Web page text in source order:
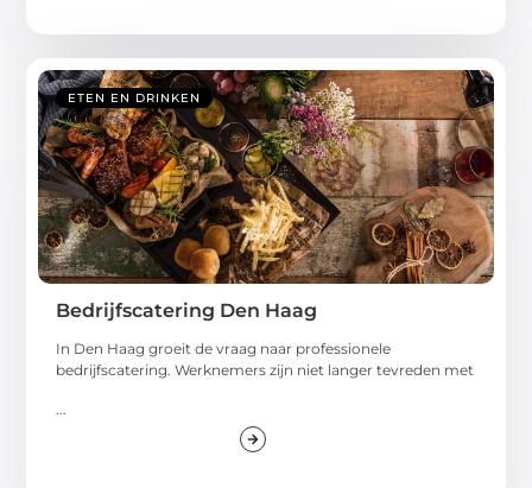
ETEN EN DRINKEN
Bedrijfscatering Den Haag
In Den Haag groeit de vraag naar professionele
bedrijfscatering. Werknemers zijn niet langer tevreden met